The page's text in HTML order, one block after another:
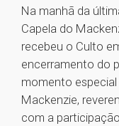
Na manhã da
Capela do
recebeu o Culto
encerramento do
momento
Mackenzie,
com a